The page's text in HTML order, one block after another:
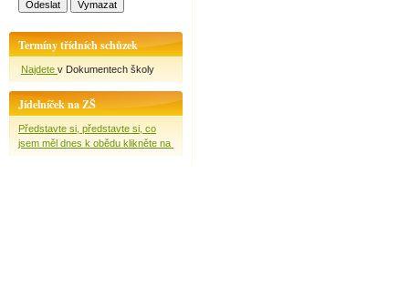
Termíny třídních schůzek
Najdete v Dokumentech školy
Jídelníček na ZŠ
Představte si, představte si, co
jsem měl dnes k obědu klikněte na